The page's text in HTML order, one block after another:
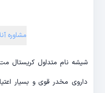
مشاوره
شیشه نام متداول کریستال
داروی مخدر قوی و بسیار